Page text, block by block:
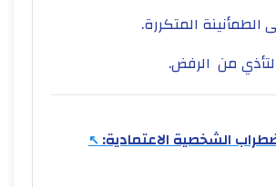
الطمأنينة المتكررة.
من الرفض.
الشخصية الاعتمادية: